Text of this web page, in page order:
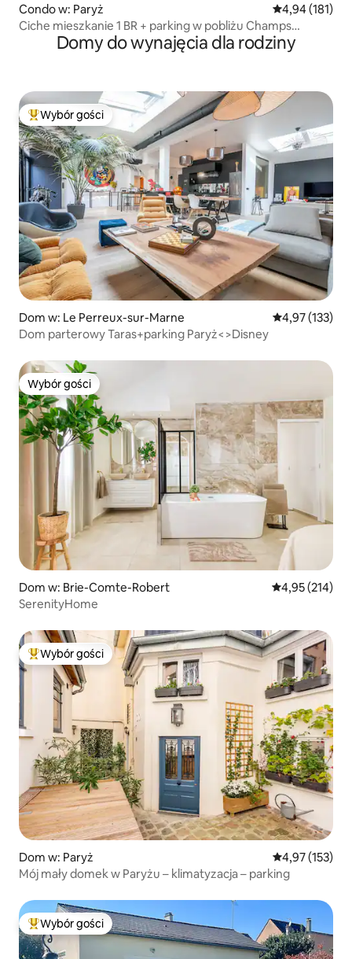
Condo w: Paryż Średnia
4,94 (181)
Ciche mieszkanie 1 BR + parking w pobliżu Champs
ElyséesDomy do wynajęcia dla rodziny
Najpopularniejsze z kategorii Wybór gości
Wybór gości
Dom w: Le Perreux-sur-Marne Średnia
4,97 (133)
Dom parterowy Taras+parking Paryż<>Disney
Wybór gości
Wybór gości
Dom w: Brie-Comte-Robert Średnia
4,95 (214)
SerenityHome
Najpopularniejsze z kategorii Wybór gości
Wybór gości
Dom w: Paryż Średnia
4,97 (153)
Mój mały domek w Paryżu – klimatyzacja – parking
Najpopularniejsze z kategorii Wybór gości
Wybór gości